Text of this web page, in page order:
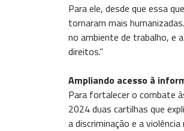
Para ele, desde que essa
tornaram mais
no ambiente de trabalho, e
direitos.”
Ampliando acesso à
Para fortalecer o combate
2024 duas cartilhas que
a discriminação e a